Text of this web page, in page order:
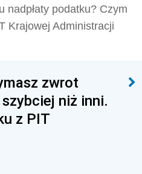
nadpłaty podatku? Czym
Krajowej Administracji
zwrot
niż inni.
z PIT